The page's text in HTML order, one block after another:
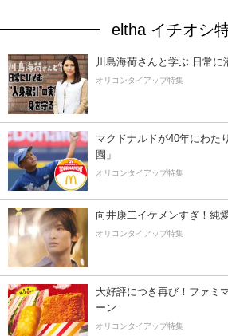
eltha イチオシ
川島海荷さんと学ぶ 日常に
オリコンタイアップ特集
マクドナルドが40年にわた
園」
オリコンタイアップ特集
向井康二イケメンすぎ！純
オリコンタイアップ特集
大好評につき再び！ファミ
ーン
オリコンタイアップ特集